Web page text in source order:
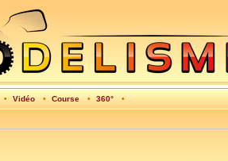
• Vidéo • Course • 360° •